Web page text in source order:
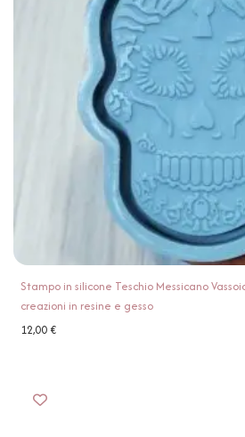
Stampo in silicone Teschio Messicano
creazioni in resine e gesso
12,00€